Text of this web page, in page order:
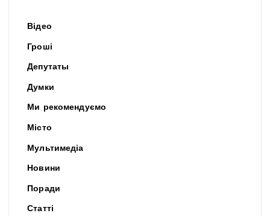
Відео
Гроші
Депутаты
Думки
Ми рекомендуємо
Місто
Мультимедіа
Новини
Поради
Статті